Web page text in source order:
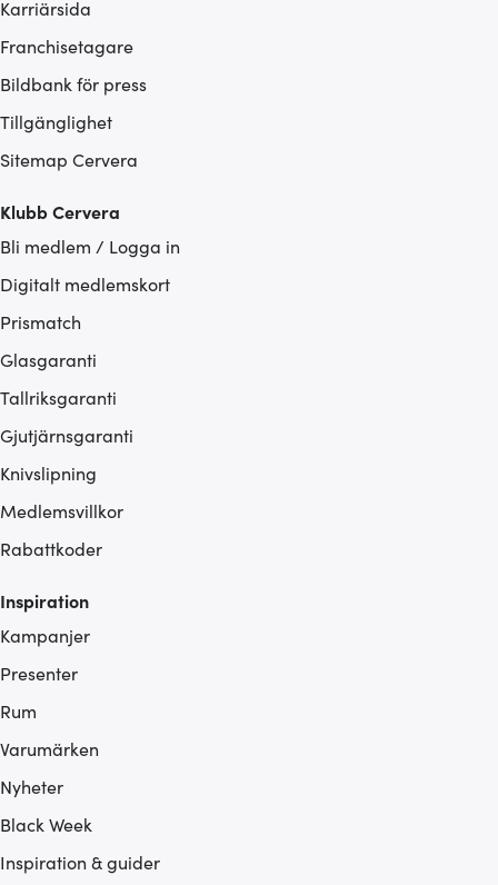
Karriärsida
Franchisetagare
Bildbank för press
Tillgänglighet
Sitemap Cervera
Klubb Cervera
Bli medlem / Logga in
Digitalt medlemskort
Prismatch
Glasgaranti
Tallriksgaranti
Gjutjärnsgaranti
Knivslipning
Medlemsvillkor
Rabattkoder
Inspiration
Kampanjer
Presenter
Rum
Varumärken
Nyheter
Black Week
Inspiration & guider